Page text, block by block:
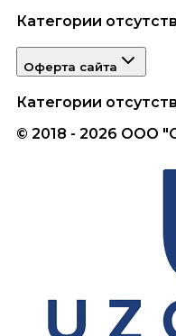
Категории
Оферта сайта
Категории
© 2018 - 2026 ООО